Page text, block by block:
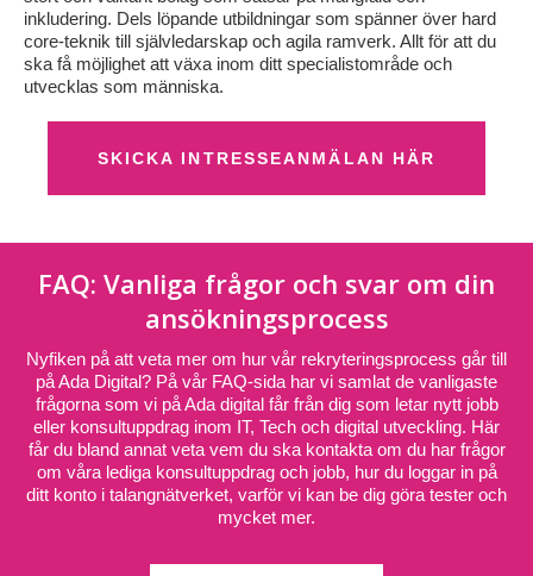
inkludering. Dels löpande utbildningar som spänner över hard
core-teknik till självledarskap och agila ramverk. Allt för att du
ska få möjlighet att växa inom ditt specialistområde och
utvecklas som människa.
SKICKA INTRESSEANMÄLAN HÄR
FAQ: Vanliga frågor och svar om din
ansökningsprocess
Nyfiken på att veta mer om hur vår rekryteringsprocess går till
på Ada Digital? På vår FAQ-sida har vi samlat de vanligaste
frågorna som vi på Ada digital får från dig som letar nytt jobb
eller konsultuppdrag inom IT, Tech och digital utveckling. Här
får du bland annat veta vem du ska kontakta om du har frågor
om våra lediga konsultuppdrag och jobb, hur du loggar in på
ditt konto i talangnätverket, varför vi kan be dig göra tester och
mycket mer.